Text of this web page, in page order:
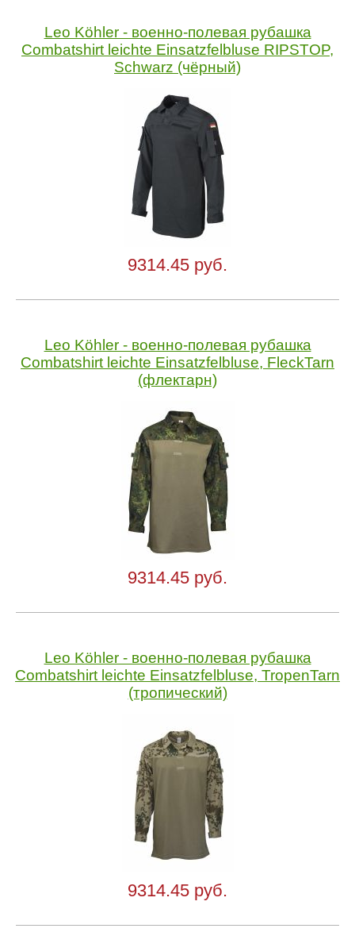
Leo Köhler - военно-полевая рубашка
Combatshirt leichte Einsatzfelbluse RIPSTOP,
Schwarz (чёрный)
9314.45 руб.
Leo Köhler - военно-полевая рубашка
Combatshirt leichte Einsatzfelbluse, FleckTarn
(флектарн)
9314.45 руб.
Leo Köhler - военно-полевая рубашка
Combatshirt leichte Einsatzfelbluse, TropenTarn
(тропический)
9314.45 руб.